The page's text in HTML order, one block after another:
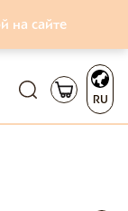
на сайте
RU